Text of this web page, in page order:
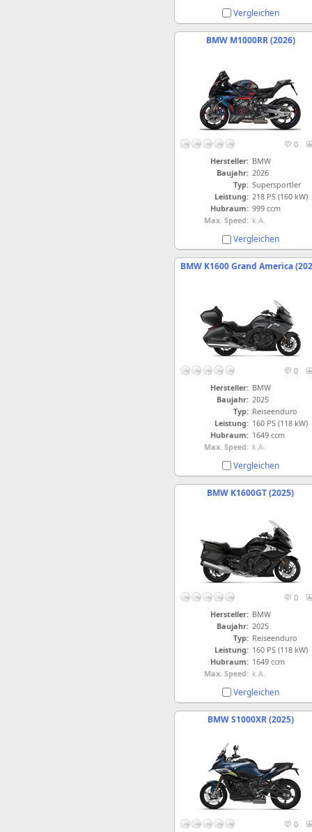
Vergleichen
BMW M1000RR (2026)
0
Hersteller: BMW
Baujahr: 2026
Typ: Supersportler
Leistung: 218 PS (160 kW)
Hubraum: 999 ccm
Max. Speed: k.A.
Vergleichen
BMW K1600 Grand America
0
Hersteller: BMW
Baujahr: 2025
Typ: Reiseenduro
Leistung: 160 PS (118 kW)
Hubraum: 1649 ccm
Max. Speed: k.A.
Vergleichen
BMW K1600GT (2025)
0
Hersteller: BMW
Baujahr: 2025
Typ: Reiseenduro
Leistung: 160 PS (118 kW)
Hubraum: 1649 ccm
Max. Speed: k.A.
Vergleichen
BMW S1000XR (2025)
0